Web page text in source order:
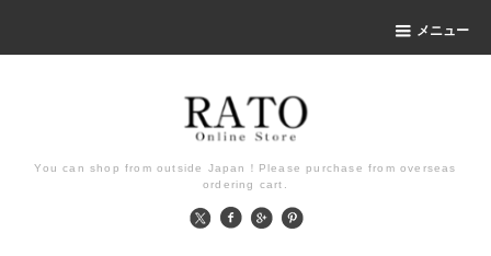
メニュー
You can shop from outside Japan！Please purchase from overseas
ordering cart.